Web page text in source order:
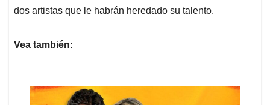
dos artistas que le habrán heredado su talento.
Vea también: